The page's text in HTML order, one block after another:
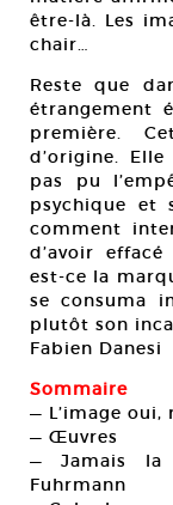
être-là. Les
chair…
Reste que
étrangement
première.
d’origine.
pas pu
psychique et
comment
d’avoir
est-ce la
se consuma
plutôt son
Fabien Danesi
Sommaire
— L’image oui,
— Œuvres
— Jamais
Fuhrmann